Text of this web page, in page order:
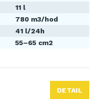
11 l
780 m3/hod
41 l/24h
55–65 cm2
DETAIL